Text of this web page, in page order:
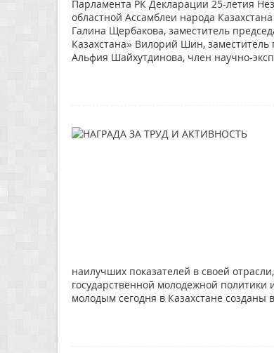
Парламента РК Декларации 25-летия
областной Ассамблеи народа
Галина Щербакова, заместитель
Казахстана» Вилорий Шин, заместитель
Альфия Шайхутдинова, член научно-
наилучших показателей в своей
государственной молодежной политики
молодым сегодня в Казахстане созданы